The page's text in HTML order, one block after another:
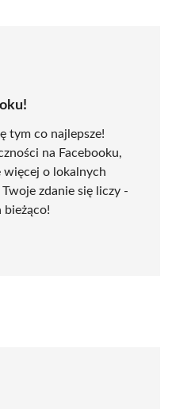
tym co najlepsze!
na Facebooku,
więcej o lokalnych
zdanie się liczy -
bieżąco!